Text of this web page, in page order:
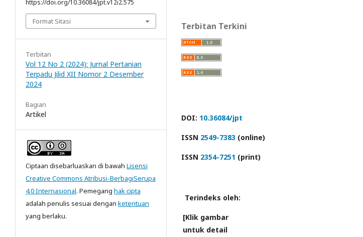
https://doi.org/10.36084/jpt.v12i2.575
Format Sitasi
Terbitan
Vol 12 No 2 (2024): Jurnal Pertanian
Terpadu Jilid XII Nomor 2 Desember
2024
Bagian
Artikel
Ciptaan disebarluaskan di bawah Lisensi
Creative Commons Atribusi-BerbagiSerupa
4.0 Internasional. Pemegang hak cipta
adalah penulis sesuai dengan ketentuan
yang berlaku.
Terbitan Terkini
DOI: 10.36084/jpt
ISSN 2549-7383 (online)
ISSN 2354-7251 (print)
Terindeks oleh:
[Klik gambar
untuk detail